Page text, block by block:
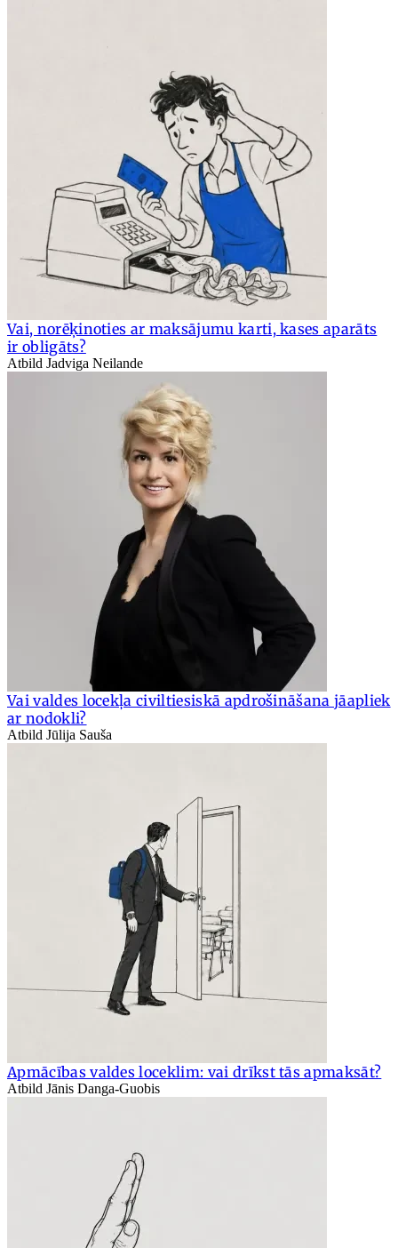
Vai, norēķinoties ar maksājumu karti, kases aparāts
ir obligāts?
Atbild Jadviga Neilande
Vai valdes locekļa civiltiesiskā apdrošināšana jāapliek
ar nodokli?
Atbild Jūlija Sauša
Apmācības valdes loceklim: vai drīkst tās apmaksāt?
Atbild Jānis Danga-Guobis